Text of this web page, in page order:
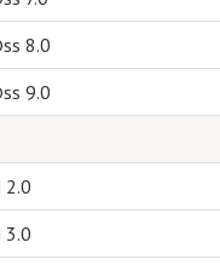
8.0
9.0
2.0
3.0